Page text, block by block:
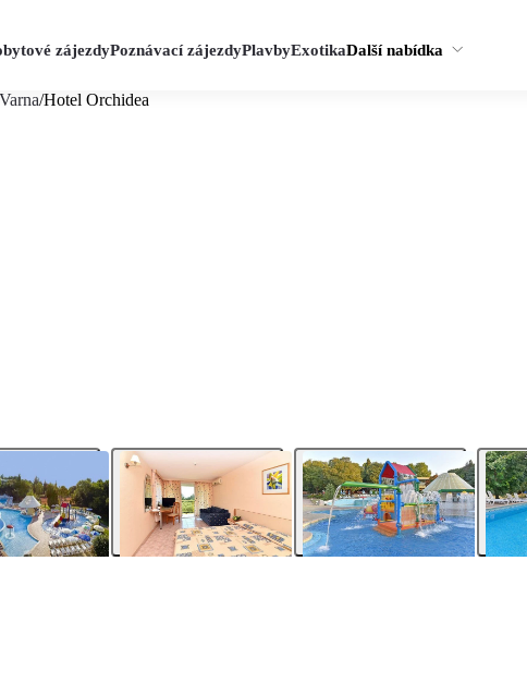
zájezdyPoznávací zájezdyPlavbyExotikaDalší nabídka
Varna/Hotel Orchidea